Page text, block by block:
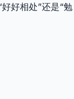
好相处”还是“勉